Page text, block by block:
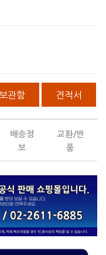
보관함 견적서
배송정
보
교환/반
품